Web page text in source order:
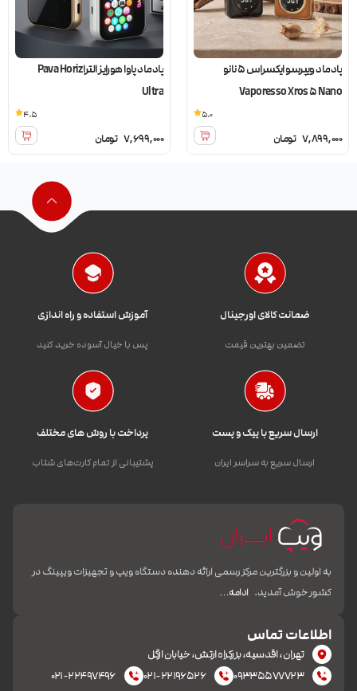
پادماد ویپرسو ایکسراس 5 نانو
Vaporesso Xros 5 Nano
7,899,000 تومان
5.0
پادماد پاوا هورایز الترا Pava Horiz
Ultra
7,699,000 تومان
4.5
ضمانت کالای اورجینال
تضمین بهترین قیمت
آموزش استفاده و راه اندازی
پس با خیال آسوده خرید کنید
ارسال سریع با پیک و پست
ارسال سریع به سراسر ایران
پرداخت با روش های مختلف
پشتیبانی از تمام کارت‌های شتاب
به اولین و بزرگترین مرکز رسمی ارائه دهنده دستگاه ویپ و تجهیزات ویپینگ در
کشور خوش آمدید. ادامه…
اطلاعات تماس
تهران، اقدسیه، بزرکراه ارتش، خیابان ازگل
۰۹۳۳۵۵۷۷۷۲۳
۰۲۱-۲۲۱۹۶۵۲۶ ۰۲۱-۲۲۴۹۷۴۹۶